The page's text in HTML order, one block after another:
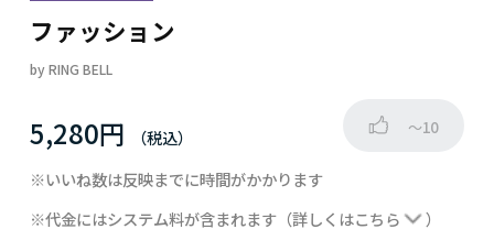
ファッション
byRING BELL
5,280円 ～10
※いいね数は反映までに時間がかかります
※代金にはシステム料が含まれます（詳しくはこちら ）